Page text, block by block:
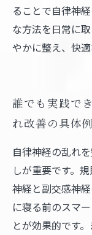
ることで自律神
な方法を日常に
やかに整え、快
誰でも実践で
れ改善の具体例
自律神経の乱れ
しが重要です。
神経と副交感神
に寝る前のスマ
とが効果的です